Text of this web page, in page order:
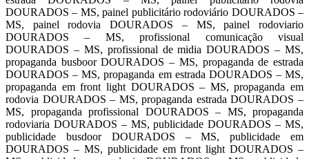
DOURADOS – MS, painel publicitário rodoviário DOURADOS –
MS, painel rodovia DOURADOS – MS, painel rodoviario
DOURADOS – MS, profissional comunicação visual
DOURADOS – MS, profissional de midia DOURADOS – MS,
propaganda busboor DOURADOS – MS, propaganda de estrada
DOURADOS – MS, propaganda em estrada DOURADOS – MS,
propaganda em front light DOURADOS – MS, propaganda em
rodovia DOURADOS – MS, propaganda estrada DOURADOS –
MS, propaganda profissional DOURADOS – MS, propaganda
rodoviaria DOURADOS – MS, publicidade DOURADOS – MS,
publicidade busdoor DOURADOS – MS, publicidade em
DOURADOS – MS, publicidade em front light DOURADOS –